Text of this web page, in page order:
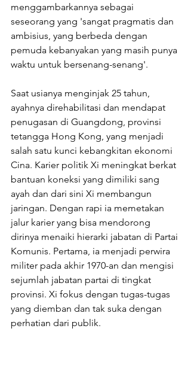
menggambarkannya sebagai
seseorang yang 'sangat pragmatis dan
ambisius, yang berbeda dengan
pemuda kebanyakan yang masih punya
waktu untuk bersenang-senang'.
Saat usianya menginjak 25 tahun,
ayahnya direhabilitasi dan mendapat
penugasan di Guangdong, provinsi
tetangga Hong Kong, yang menjadi
salah satu kunci kebangkitan ekonomi
Cina. Karier politik Xi meningkat berkat
bantuan koneksi yang dimiliki sang
ayah dan dari sini Xi membangun
jaringan. Dengan rapi ia memetakan
jalur karier yang bisa mendorong
dirinya menaiki hierarki jabatan di Partai
Komunis. Pertama, ia menjadi perwira
militer pada akhir 1970-an dan mengisi
sejumlah jabatan partai di tingkat
provinsi. Xi fokus dengan tugas-tugas
yang diemban dan tak suka dengan
perhatian dari publik.